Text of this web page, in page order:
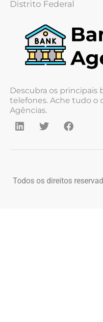
Distrito Federal
Descubra os principais
telefones. Ache tudo o
Agências.
Todos os direitos